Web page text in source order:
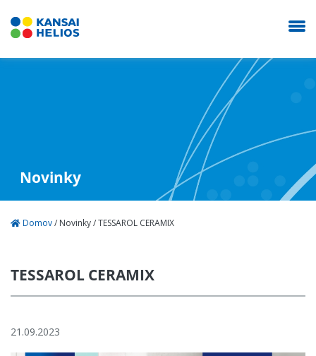
Novinky
Domov/ Novinky/TESSAROL CERAMIX
TESSAROL CERAMIX
21.09.2023
Prodejna